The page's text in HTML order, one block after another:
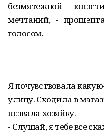
безмятежной
мечтаний, -
голосом.
Я почувствовала
улицу. Сходила в
позвала хозяйку.
- Слушай, я тебе все